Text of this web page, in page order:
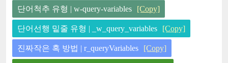
단어척추 유형 | w-query-variables [Copy]
단어선행 밑줄 유형 | _w_query_variables [Copy]
진짜작은 혹 방법 | r_queryVariables [Copy]